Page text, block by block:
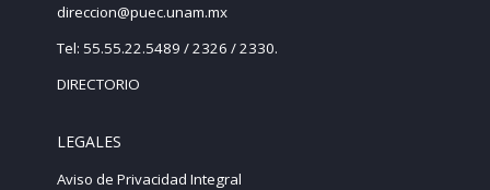
direccion@puec.unam.mx
Tel: 55.55.22.5489 / 2326 / 2330.
DIRECTORIO
LEGALES
Aviso de Privacidad Integral